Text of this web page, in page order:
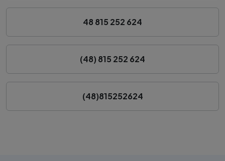
48 815 252 624
(48) 815 252 624
(48)815252624